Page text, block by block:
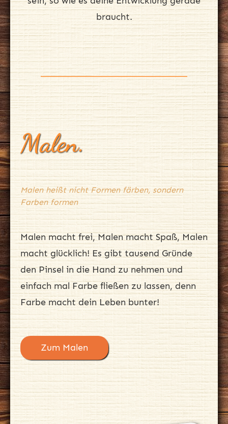
braucht.
Malen.
Malen heißt nicht Formen färben, sondern
Farben formen
Malen macht frei, Malen macht Spaß, Malen
macht glücklich! Es gibt tausend Gründe
den Pinsel in die Hand zu nehmen und
einfach mal Farbe fließen zu lassen, denn
Farbe macht dein Leben bunter!
Zum Malen